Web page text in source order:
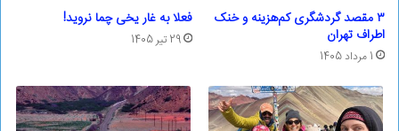
۳ مقصد گردشگری کم‌هزینه و خنک
اطراف تهران
1 مرداد 1405
فعلا به غار یخی چما نروید!
29 تیر 1405